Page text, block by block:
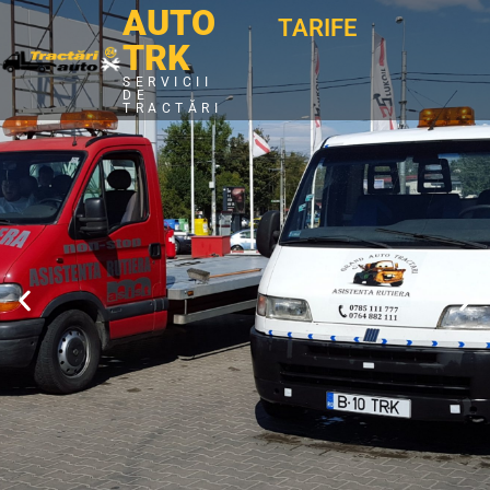
AUTO
TRK
SERVICII
DE
TRACTĂRI
TARIFE